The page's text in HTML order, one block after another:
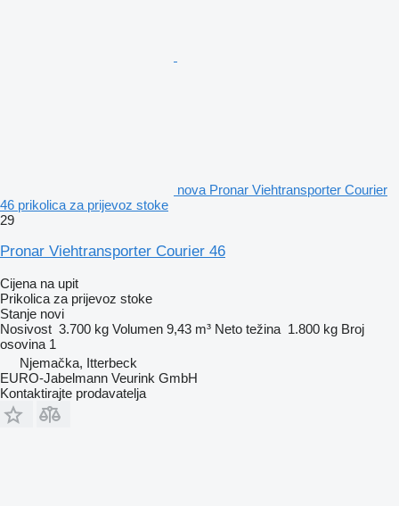
nova Pronar Viehtransporter Courier
46 prikolica za prijevoz stoke
29
Pronar Viehtransporter Courier 46
Cijena na upit
Prikolica za prijevoz stoke
Stanje novi
Nosivost 3.700 kg Volumen 9,43 m³ Neto težina 1.800 kg Broj
osovina 1
Njemačka, Itterbeck
EURO-Jabelmann Veurink GmbH
Kontaktirajte prodavatelja